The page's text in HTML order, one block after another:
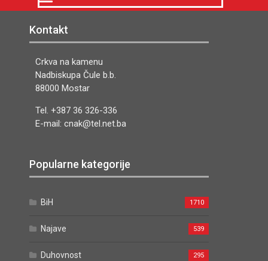
Kontakt
Crkva na kamenu
Nadbiskupa Čule b.b.
88000 Mostar
Tel. +387 36 326-336
E-mail: cnak@tel.net.ba
Popularne kategorije
BiH 1710
Najave 539
Duhovnost 295